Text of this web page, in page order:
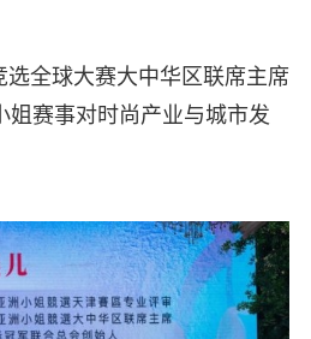
选全球大赛大中华区联席主席
姐赛事对时尚产业与城市发